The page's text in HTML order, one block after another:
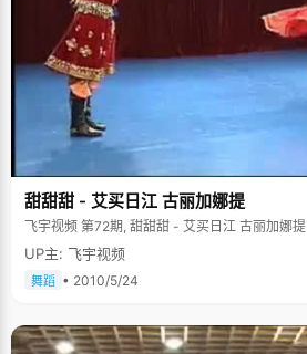
甜甜甜 - 艾买日江 古丽加娜提
飞宇视频 第72期, 甜甜甜 - 艾买日江 古丽加娜提
UP主: 飞宇视频
舞蹈 • 2010/5/24